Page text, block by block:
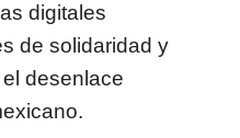
digitales
de solidaridad y
desenlace